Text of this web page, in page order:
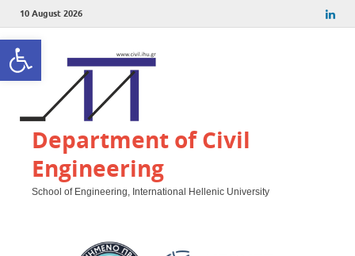
Open toolbar
10 August 2026
Department of Civil
Engineering
School of Engineering, International Hellenic University